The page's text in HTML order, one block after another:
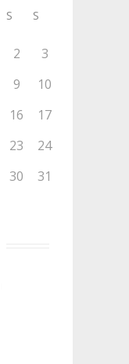
S S
2
3
9
10
16
17
23
24
30 31